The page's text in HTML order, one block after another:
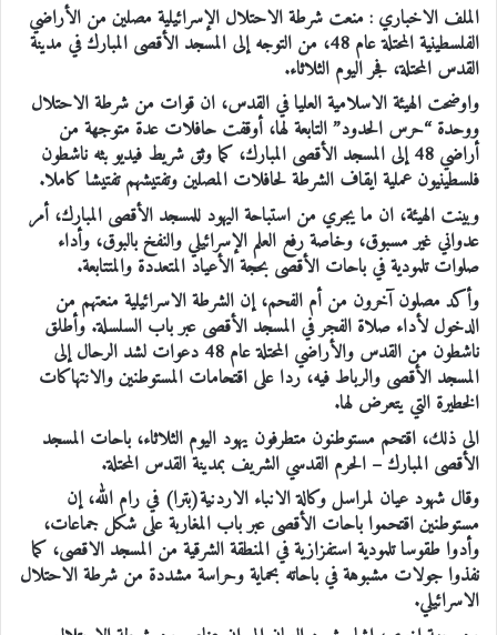
الملف الاخباري : منعت شرطة الاحتلال الإسرائيلية مصلين من الأراضي
الفلسطينية المحتلة عام 48، من التوجه إلى المسجد الأقصى المبارك في مدينة
القدس المحتلة، فجر اليوم الثلاثاء.
واوضحت الهيئة الاسلامية العليا في القدس، ان قوات من شرطة الاحتلال
ووحدة “حرس الحدود” التابعة لها، أوقفت حافلات عدة متوجهة من
أراضي 48 إلى المسجد الأقصى المبارك، كما وثق شريط فيديو بثه ناشطون
فلسطينيون عملية ايقاف الشرطة لحافلات المصلين وتفتيشهم تفتيشا كاملا.
وبينت الهيئة، ان ما يجري من استباحة اليهود للمسجد الأقصى المبارك، أمر
عدواني غير مسبوق، وخاصة رفع العلم الإسرائيلي والنفخ بالبوق، وأداء
صلوات تلمودية في باحات الأقصى بحجة الأعياد المتعددة والمتتابعة.
وأكد مصلون آخرون من أم الفحم، إن الشرطة الاسرائيلية منعتهم من
الدخول لأداء صلاة الفجر في المسجد الأقصى عبر باب السلسلة. وأطلق
ناشطون من القدس والأراضي المحتلة عام 48 دعوات لشد الرحال إلى
المسجد الأقصى والرباط فيه، ردا على اقتحامات المستوطنين والانتهاكات
الخطيرة التي يتعرض لها.
الى ذلك، اقتحم مستوطنون متطرفون يهود اليوم الثلاثاء، باحات المسجد
الأقصى المبارك – الحرم القدسي الشريف بمدينة القدس المحتلة.
وقال شهود عيان لمراسل وكالة الانباء الاردنية(بترا) في رام الله، إن
مستوطنين اقتحموا باحات الأقصى عبر باب المغاربة على شكل جماعات،
وأدوا طقوسا تلمودية استفزازية في المنطقة الشرقية من المسجد الاقصى، كما
نفذوا جولات مشبوهة في باحاته بحماية وحراسة مشددة من شرطة الاحتلال
الاسرائيلي.